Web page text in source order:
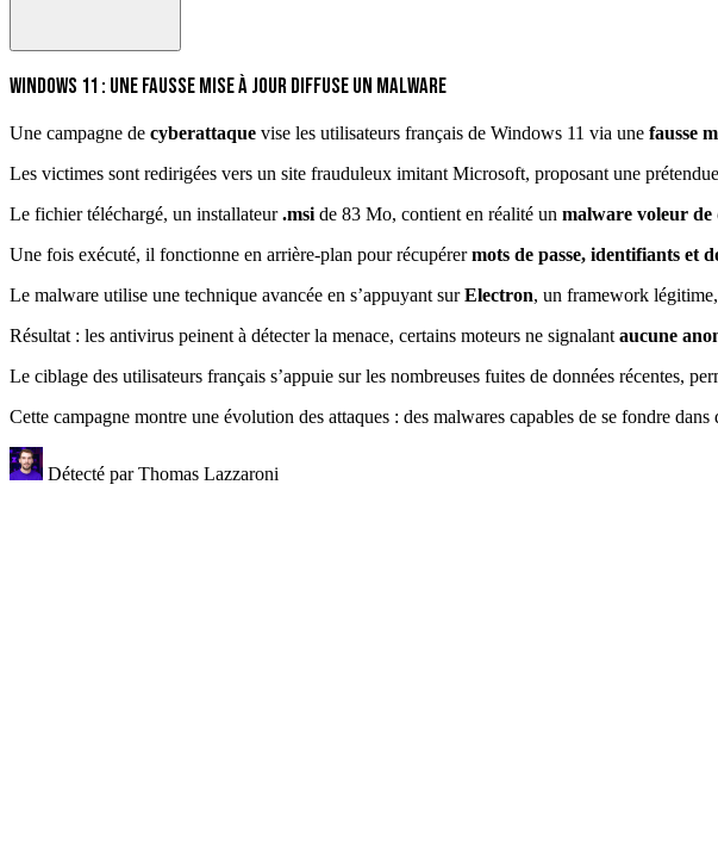
Windows 11 : une fausse mise à jour diffuse un malware
Une campagne de cyberattaque vise les utilisateurs français de Windows 11 via une fausse
Les victimes sont redirigées vers un site frauduleux imitant Microsoft, proposant une
Le fichier téléchargé, un installateur.msi de 83 Mo, contient en réalité un malware voleur de
Une fois exécuté, il fonctionne en arrière-plan pour récupérermots de passe, identifiants et
Le malware utilise une technique avancée en s’appuyant surElectron, un framework
Résultat : les antivirus peinent à détecter la menace, certains moteurs ne signalant aucune
Le ciblage des utilisateurs français s’appuie sur les nombreuses fuites de données récentes,
Cette campagne montre une évolution des attaques : des malwares capables de se fondre
Détecté parThomas Lazzaroni